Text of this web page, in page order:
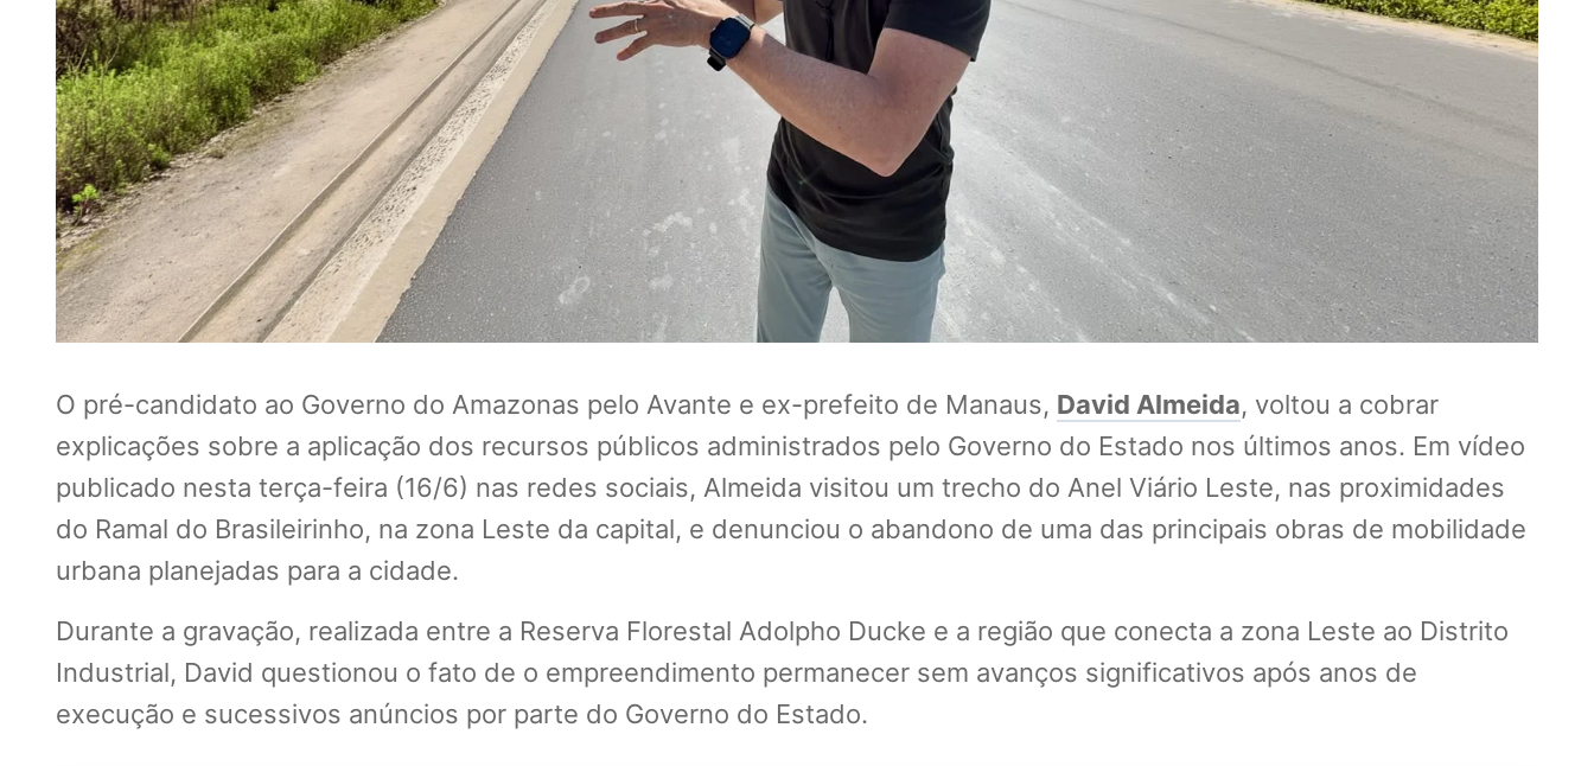
O pré-candidato ao Governo do Amazonas pelo Avante e ex-prefeito de Manaus, David Almeida, voltou a cobrar
explicações sobre a aplicação dos recursos públicos administrados pelo Governo do Estado nos últimos anos. Em vídeo
publicado nesta terça-feira (16/6) nas redes sociais, Almeida visitou um trecho do Anel Viário Leste, nas proximidades
do Ramal do Brasileirinho, na zona Leste da capital, e denunciou o abandono de uma das principais obras de mobilidade
urbana planejadas para a cidade.
Durante a gravação, realizada entre a Reserva Florestal Adolpho Ducke e a região que conecta a zona Leste ao Distrito
Industrial, David questionou o fato de o empreendimento permanecer sem avanços significativos após anos de
execução e sucessivos anúncios por parte do Governo do Estado.